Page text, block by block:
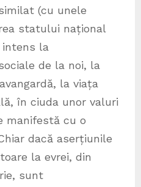
(cu unele
statului național
intens la
de la noi, la
la viața
în ciuda unor valuri
manifestă cu o
dacă aserțiunile
la evrei, din
sunt